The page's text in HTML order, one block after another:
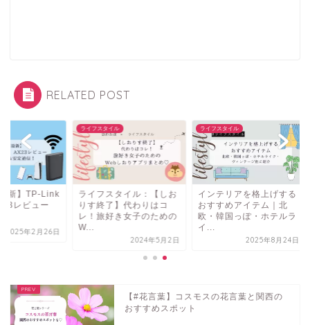
RELATED POST
フスタイル：【しお
終了】代わりはコ
旅好き女子のための
ライフスタイル
インテリアを格上げする
おすすめアイテム｜北
欧・韓国っぽ・ホテルラ
2025年8月24日
ライフスタイル
【2025年最新】
Archer AX23レビュ
｜...
【#花言葉】コスモスの花言葉と関西の
おすすめスポット